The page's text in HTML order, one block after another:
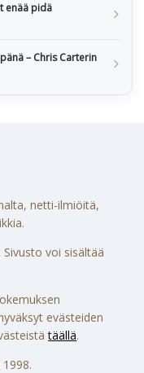
enää pidä
– Chris Carterin
netti-ilmiöitä,
voi sisältää
evästeiden
täällä.